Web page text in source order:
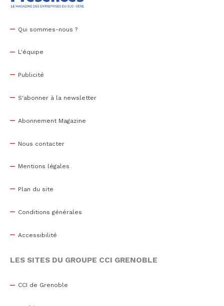
Qui sommes-nous ?
L'équipe
Publicité
S'abonner à la newsletter
Abonnement Magazine
Nous contacter
Mentions légales
Plan du site
Conditions générales
Accessibilité
LES SITES DU GROUPE CCI GRENOBLE
CCI de Grenoble